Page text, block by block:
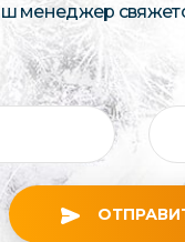
менеджер